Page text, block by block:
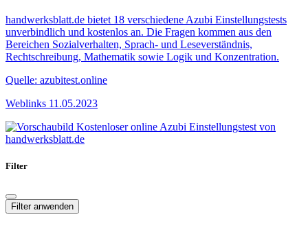
handwerksblatt.de bietet 18 verschiedene Azubi Einstellungstests
unverbindlich und kostenlos an. Die Fragen kommen aus den
Bereichen Sozialverhalten, Sprach- und Leseverständnis,
Rechtschreibung, Mathematik sowie Logik und Konzentration.
Quelle: azubitest.online
Weblinks 11.05.2023
Filter